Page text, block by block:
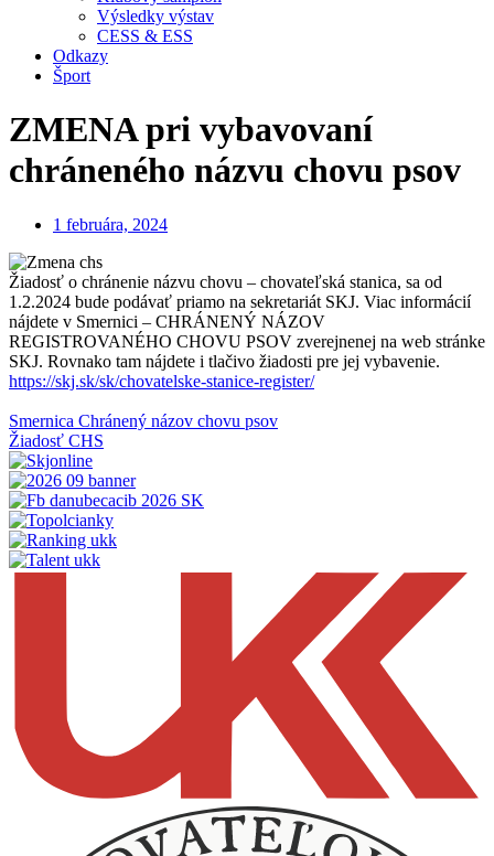
Výsledky výstav
CESS & ESS
Odkazy
Šport
ZMENA pri vybavovaní
chráneného názvu chovu psov
1 februára, 2024
Žiadosť o chránenie názvu chovu – chovateľská stanica, sa od
1.2.2024 bude podávať priamo na sekretariát SKJ. Viac informácií
nájdete v Smernici – CHRÁNENÝ NÁZOV
REGISTROVANÉHO CHOVU PSOV zverejnenej na web stránke
SKJ. Rovnako tam nájdete i tlačivo žiadosti pre jej vybavenie.
https://skj.sk/sk/chovatelske-stanice-register/
Smernica Chránený názov chovu psov
Žiadosť CHS